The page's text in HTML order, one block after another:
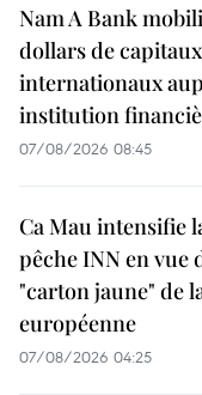
Nam A Bank
dollars de
internationaux
institution
07/08/2026 08:45
Ca Mau intensifie
pêche INN en vue
"carton jaune" de
européenne
07/08/2026 04:25